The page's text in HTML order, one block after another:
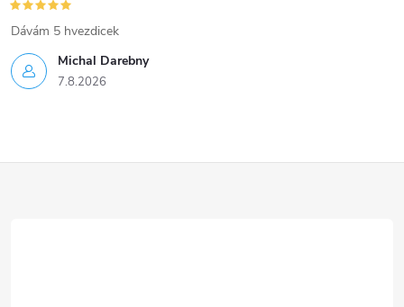
Michal Darebny
7.8.2026
Dávám 5 hvezdicek